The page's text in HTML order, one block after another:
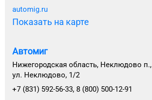
automig.ru
Показать на карте
Автомиг
Нижегородская область, Неклюдово п.,
ул. Неклюдово, 1/2
+7 (831) 592-56-33, 8 (800) 500-12-91